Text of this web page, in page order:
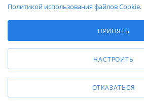
ПОДПИСАТЬСЯ
Политикой использования файлов Cookie.
Аналитические/Функциональные
ПРИНЯТЬ
НАСТРОИТЬ
ОТКАЗАТЬСЯ